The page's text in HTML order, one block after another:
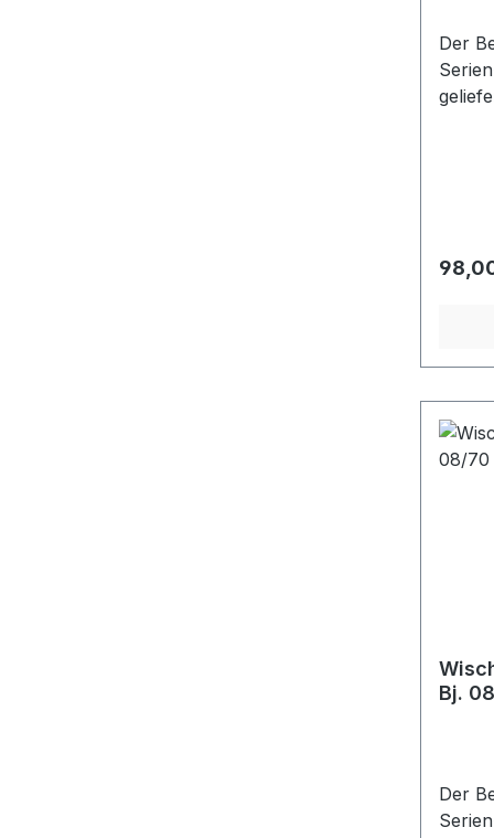
Der
Bj.
Der